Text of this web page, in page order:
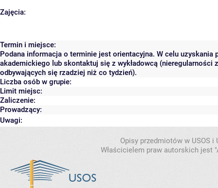
Zajęcia:
Termin i miejsce:
Podana informacja o terminie jest orientacyjna. W celu
akademickiego lub skontaktuj się z wykładowcą (nieregularności
odbywających się rzadziej niż co tydzień).
Liczba osób w grupie:
Limit miejsc:
Zaliczenie:
Prowadzący:
Uwagi:
Opisy przedmiotów w USOS
Właścicielem praw autorskich jest